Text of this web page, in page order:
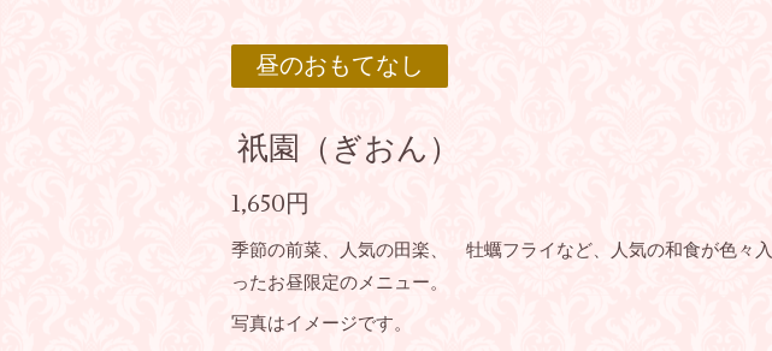
昼のおもてなし
祇園（ぎおん）
1,650円
季節の前菜、人気の田楽、 牡蠣フライなど、人気の和食が色々入
ったお昼限定のメニュー。
写真はイメージです。